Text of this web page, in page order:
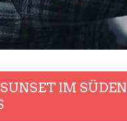
IM SÜDEN